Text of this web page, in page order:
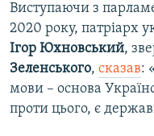
Виступаючи з
2020 року, патріарх
Ігор Юхновський,
Зеленського, сказав:
мови – основа
проти цього, є